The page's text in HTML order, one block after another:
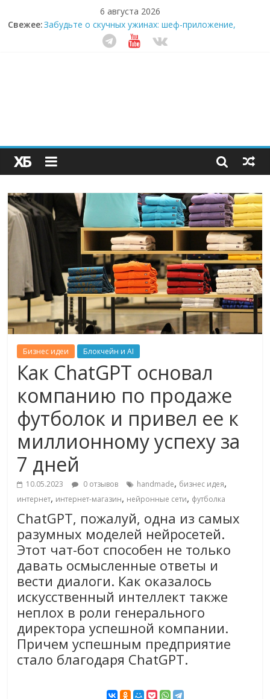
6 августа 2026
Свежее:Забудьте о скучных ужинах: шеф-приложение,
которое видит вашу еду насквозь
Небо зовёт: как бизнес на полётах дронов и
Секрет супергидратации: почему кокосовая вода с
пребиотиками становится главным трендом
здорового питания
Бизнес идеи Блокчейн и AI
Как ChatGPT основал
компанию по продаже
футболок и привел ее к
миллионному успеху за
7 дней
10.05.2023 0 отзывов handmade, бизнес идея,
интернет, интернет-магазин, нейронные сети, футболка
ChatGPT, пожалуй, одна из самых
разумных моделей нейросетей.
Этот чат-бот способен не только
давать осмысленные ответы и
вести диалоги. Как оказалось
искусственный интеллект также
неплох в роли генерального
директора успешной компании.
Причем успешным предприятие
стало благодаря ChatGPT.